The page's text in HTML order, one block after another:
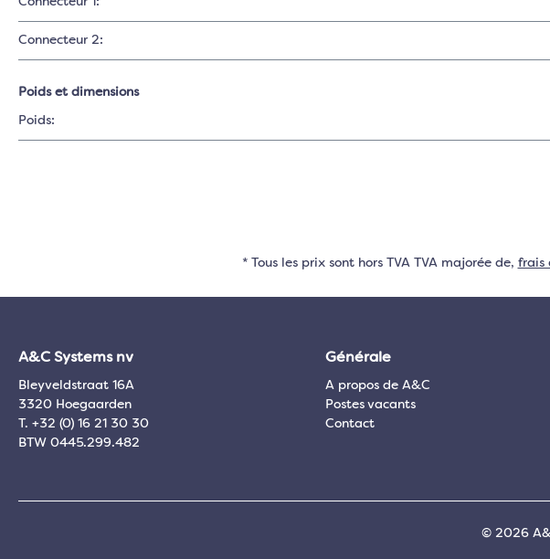
Connecteur 2:
Poids et dimensions
Poids:
* Tous les prix sont hors TVA TVA majorée de, frais
A&C Systems nv
Bleyveldstraat 16A
3320 Hoegaarden
T. +32 (0) 16 21 30 30
BTW 0445.299.482
Générale
A propos de A&C
Postes vacants
Contact
© 2026